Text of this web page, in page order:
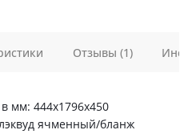
мм: 444х1796х450
ячменный/бланж
Отзывы (1)